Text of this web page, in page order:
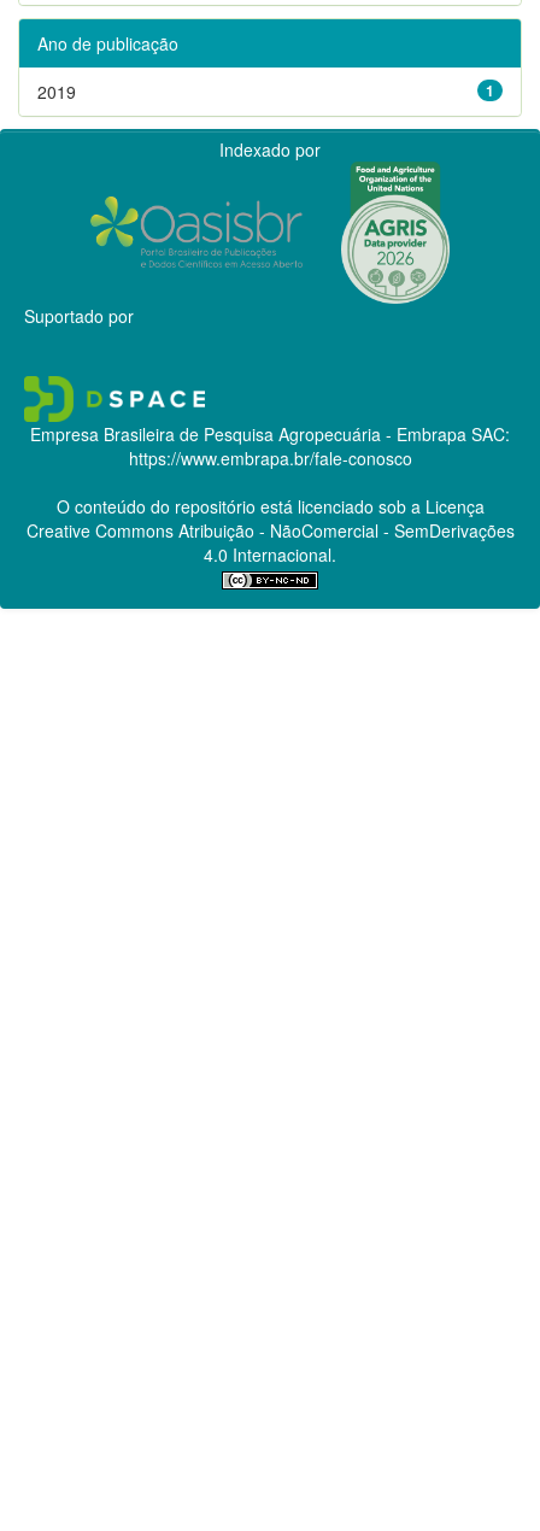
Ano de publicação
1
2019
Indexado por
Suportado por
Empresa Brasileira de Pesquisa Agropecuária - Embrapa SAC:
https://www.embrapa.br/fale-conosco
O conteúdo do repositório está licenciado sob a Licença
Creative CommonsAtribuição - NãoComercial - SemDerivações
4.0 Internacional.